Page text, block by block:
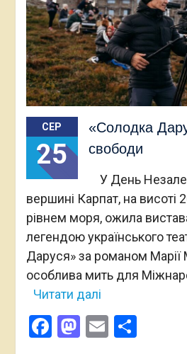
СЕР
25
«Солодка
свободи
У День
вершині Карпат, на висоті
рівнем моря, ожила
легендою українського
Даруся» за романом
особлива мить для
Читати далі
Facebook
Mastodon
Email